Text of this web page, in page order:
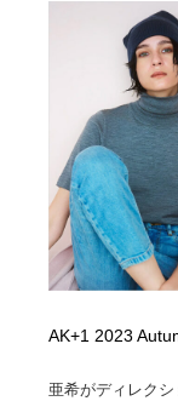
AK+1 2023
亜希がディレク